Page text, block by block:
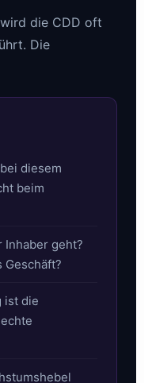
die CDD oft
Die
diesem
beim
Inhaber geht?
Geschäft?
ist die